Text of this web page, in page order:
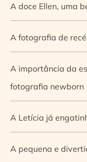
A doce Ellen, uma
A fotografia de
A importância da
fotografia newborn
A Letícia já
A pequena e